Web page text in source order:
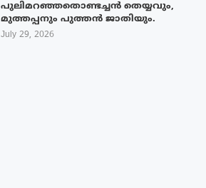
പുലിമറഞ്ഞതൊണ്ടച്ചൻ തെയ്യവും,
മുത്തപ്പനും പുത്തൻ ജാതിയും.
July 29, 2026